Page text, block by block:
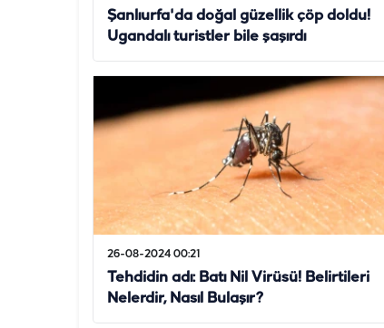
Şanlıurfa'da doğal güzellik çöp doldu!
Ugandalı turistler bile şaşırdı
26-08-2024 00:21
Tehdidin adı: Batı Nil Virüsü! Belirtileri
Nelerdir, Nasıl Bulaşır?